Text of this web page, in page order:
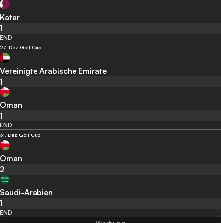
Katar
1
END
27. Dez.Golf Cup
Vereinigte Arabische Emirate
1
Oman
1
END
31. Dez.Golf Cup
Oman
2
Saudi-Arabien
1
END